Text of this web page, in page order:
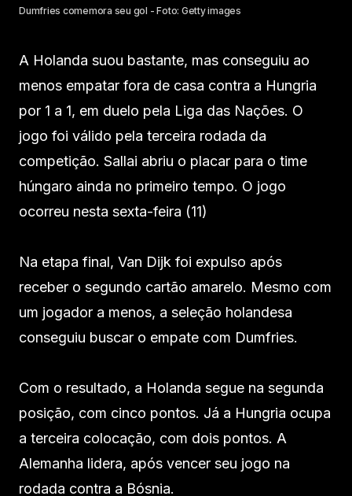
Dumfries comemora seu gol - Foto: Getty images
A Holanda suou bastante, mas conseguiu ao
menos empatar fora de casa contra a Hungria
por 1 a 1, em duelo pela Liga das Nações. O
jogo foi válido pela terceira rodada da
competição. Sallai abriu o placar para o time
húngaro ainda no primeiro tempo. O jogo
ocorreu nesta sexta-feira (11)
Na etapa final, Van Dijk foi expulso após
receber o segundo cartão amarelo. Mesmo com
um jogador a menos, a seleção holandesa
conseguiu buscar o empate com Dumfries.
Com o resultado, a Holanda segue na segunda
posição, com cinco pontos. Já a Hungria ocupa
a terceira colocação, com dois pontos. A
Alemanha lidera, após vencer seu jogo na
rodada contra a Bósnia.